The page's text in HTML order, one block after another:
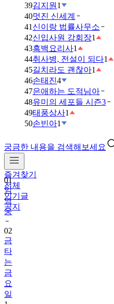
39김지원 1
40멋진 신세계
41 신이랑 법률사무소
42신입사원 강회장1
43흑백요리사1
44취사병, 전설이 되다1
45길치라도 괜찮아1
46손태진4
47은애하는 도적님아
48유미의 세포들 시즌3
49태풍상사1
50손빈아1
궁금한 내용을 검색해보세요
즐겨찾기
전체
인기글
공지
01
임
영
웅
02
금
타
는
금
요
일